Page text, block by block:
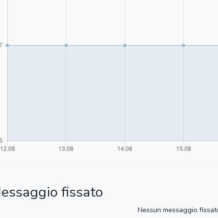
fissato
Nessun messaggio